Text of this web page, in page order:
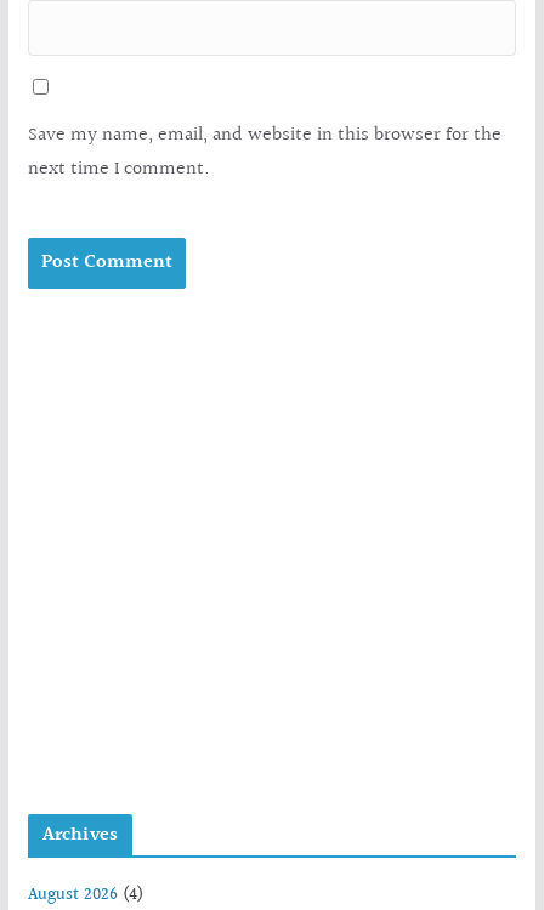
Save my name, email, and website in this browser for the
next time I comment.
Archives
August 2026(4)